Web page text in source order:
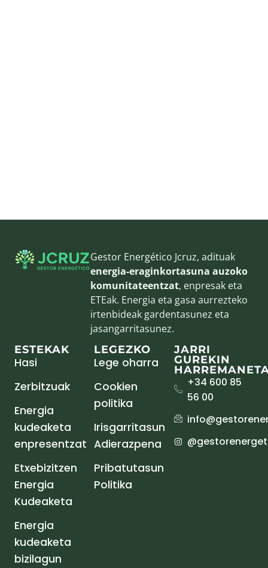
Gestor Energético Jcruz, adituak
energia-eraginkortasuna auzoko
komunitateentzat, enpresak eta
ETEak. Energia eta gasa aurrezteko
irtenbideak gardentasunez eta
jasangarritasunez.
ESTEKAK
Hasi
Zerbitzuak
Energia
kudeaketa
enpresentzat
Etxebizitzen
Energia
Kudeaketa
Energia
kudeaketa
bizilagun
LEGEZKO
Lege oharra
Cookien
politika
Irisgarritasun
Adierazpena
Pribatutasun
Politika
JARRI
GUREKIN
+34 600 85
56 00